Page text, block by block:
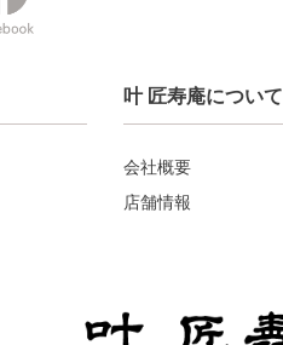
叶 匠寿庵について
会社概要
店舗情報